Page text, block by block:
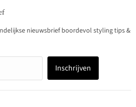
nieuwsbrief boordevol styling tips &
Inschrijven